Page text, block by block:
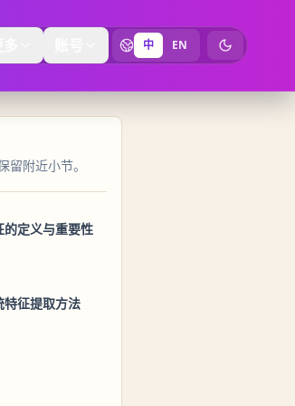
中 EN 切换为暗黑
附近小节。
定义与重要性
特征提取方法